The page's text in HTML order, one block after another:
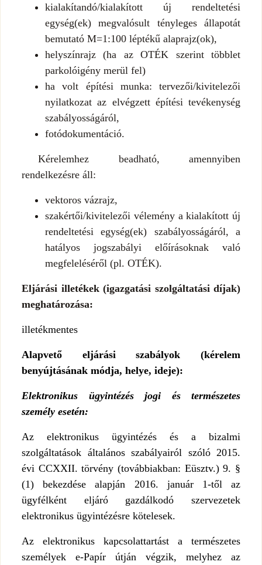
kialakítandó/kialakított új rendeltetési
egység(ek) megvalósult tényleges állapotát
bemutató M=1:100 léptékű alaprajz(ok),
helyszínrajz (ha az OTÉK szerint többlet
parkolóigény merül fel)
ha volt építési munka: tervezői/kivitelezői
nyilatkozat az elvégzett építési tevékenység
szabályosságáról,
fotódokumentáció.
Kérelemhez beadható, amennyiben
rendelkezésre áll:
vektoros vázrajz,
szakértői/kivitelezői vélemény a kialakított új
rendeltetési egység(ek) szabályosságáról, a
hatályos jogszabályi előírásoknak való
megfeleléséről (pl. OTÉK).
Eljárási illetékek (igazgatási szolgáltatási díjak)
meghatározása:
illetékmentes
Alapvető eljárási szabályok (kérelem
benyújtásának módja, helye, ideje):
Elektronikus ügyintézés jogi és természetes
személy esetén:
Az elektronikus ügyintézés és a bizalmi
szolgáltatások általános szabályairól szóló 2015.
évi CCXXII. törvény (továbbiakban: Eüsztv.) 9. §
(1) bekezdése alapján 2016. január 1-től az
ügyfélként eljáró gazdálkodó szervezetek
elektronikus ügyintézésre kötelesek.
Az elektronikus kapcsolattartást a természetes
személyek e-Papír útján végzik, melyhez az